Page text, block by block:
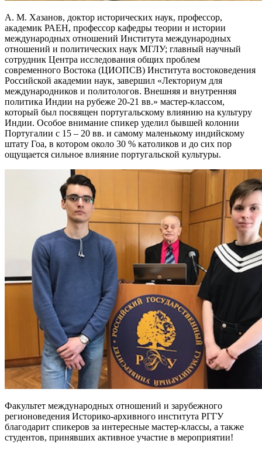
А. М. Хазанов, доктор исторических наук, профессор,
академик РАЕН, профессор кафедры теории и истории
международных отношений Института международных
отношений и политических наук МГЛУ; главный научный
сотрудник Центра исследования общих проблем
современного Востока (ЦИОПСВ) Института востоковедения
Российской академии наук, завершил «Лекториум для
международников и политологов. Внешняя и внутренняя
политика Индии на рубеже 20-21 вв.» мастер-классом,
который был посвящен португальскому влиянию на культуру
Индии. Особое внимание спикер уделил бывшей колонии
Португалии с 15 – 20 вв. и самому маленькому индийскому
штату Гоа, в котором около 30 % католиков и до сих пор
ощущается сильное влияние португальской культуры.
Факультет международных отношений и зарубежного
регионоведения Историко-архивного института РГГУ
благодарит спикеров за интересные мастер-классы, а также
студентов, принявших активное участие в мероприятии!